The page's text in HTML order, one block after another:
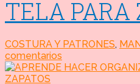
TELA PARA
COSTURA Y PATRONES,
comentarios